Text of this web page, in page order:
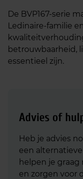
De BVP167-serie
Ledinaire-familie
betrouwbaarheid,
essentieel zijn.
Advies of
Heb je advies
een
helpen je graag
en zorgen voor